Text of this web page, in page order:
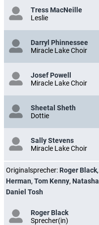
Tress MacNeille
Leslie
Darryl Phinnessee
Miracle Lake Choir
Josef Powell
Miracle Lake Choir
Sheetal Sheth
Dottie
Sally Stevens
Miracle Lake Choir
Originalsprecher: Roger Black,
Herman, Tom Kenny,
Daniel Tosh
Roger Black
Sprecher(in)